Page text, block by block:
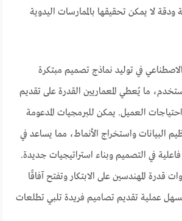
لا يمكن تحقيقها بالممارسات اليدوية
في توليد نماذج تصميم مبتكرة
ما يُعطي المعماريين القدرة على تقديم
العميل. يمكن للبرمجيات المدعومة
البيانات واستخراج الأنماط، مما يساعد في
في التصميم وبناء استراتيجيات جديدة.
قدرة المهندسين على الابتكار وتفتح آفاقًا
عملية تقديم تصاميم فريدة تلبي تطلعات